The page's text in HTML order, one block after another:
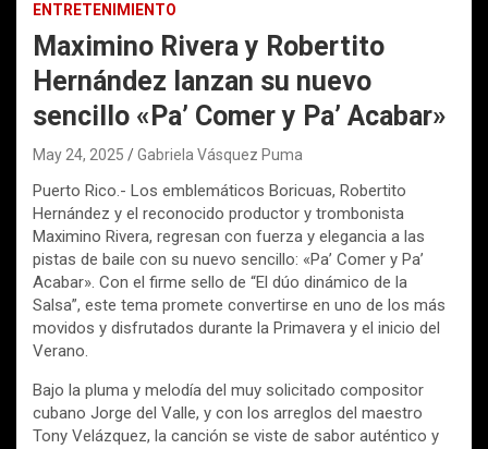
ENTRETENIMIENTO
Maximino Rivera y Robertito
Hernández lanzan su nuevo
sencillo «Pa’ Comer y Pa’ Acabar»
May 24, 2025 Gabriela Vásquez Puma
Puerto Rico.- Los emblemáticos Boricuas, Robertito
Hernández y el reconocido productor y trombonista
Maximino Rivera, regresan con fuerza y elegancia a las
pistas de baile con su nuevo sencillo: «Pa’ Comer y Pa’
Acabar». Con el firme sello de “El dúo dinámico de la
Salsa”, este tema promete convertirse en uno de los más
movidos y disfrutados durante la Primavera y el inicio del
Verano.
Bajo la pluma y melodía del muy solicitado compositor
cubano Jorge del Valle, y con los arreglos del maestro
Tony Velázquez, la canción se viste de sabor auténtico y